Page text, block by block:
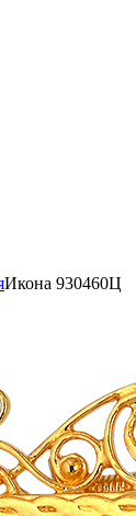
Икона 930460Ц